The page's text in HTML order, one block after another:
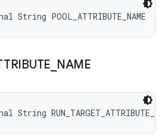
POOL_ATTRIBUTE_NAME
NAME